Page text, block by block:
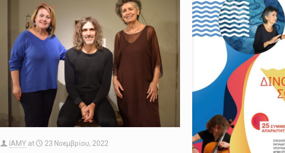
IAMY at 23 Νοεμβρίου, 2022